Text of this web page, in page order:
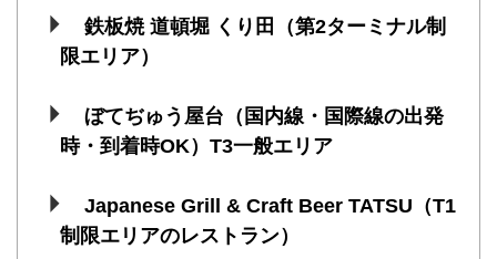
鉄板焼 道頓堀 くり田（第2ターミナル制
限エリア）
ぼてぢゅう屋台（国内線・国際線の出発
時・到着時OK）T3一般エリア
Japanese Grill & Craft Beer TATSU（T1
制限エリアのレストラン）